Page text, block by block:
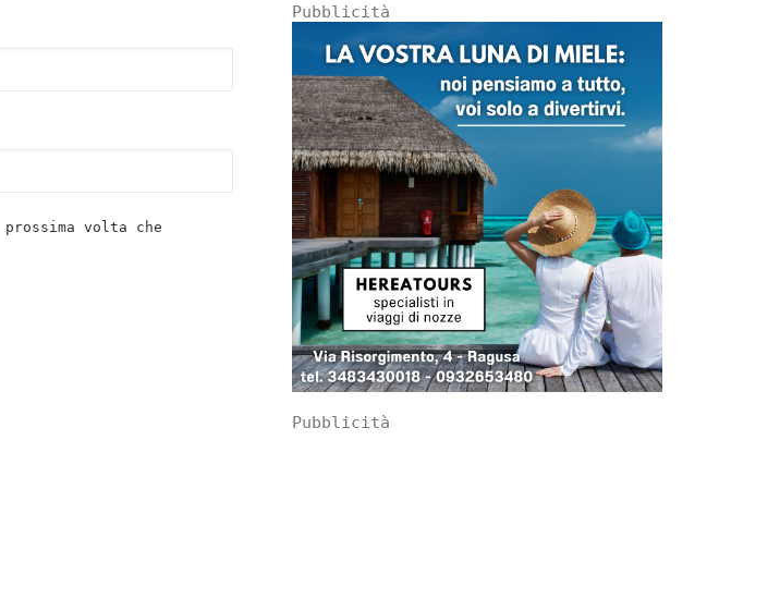
volta che
Pubblicità
Pubblicità